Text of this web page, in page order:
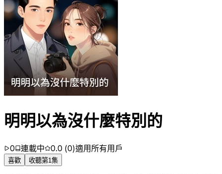
明明以為沒什麼特別的
0 連載中 0.0 (0)適用所有用戶
喜歡 收聽第1集